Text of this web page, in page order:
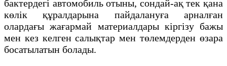
бактердегi автомобиль отыны, сондай-ақ тек қана
көлiк құралдарына пайдалануға арналған
олардағы жағармай материалдары кiргiзу бажы
мен кез келген салықтар мен төлемдерден өзара
босатылатын болады.